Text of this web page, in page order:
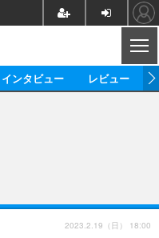
インタビュー レビュー
2023.2.19（日） 18:00